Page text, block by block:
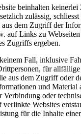
beinhalten keinerlei
zulässig,
dem Zugriff der
auf Links zu
Zugriffs ergeben.
Fall, inklusive
für
aus dem Zugriff oder
und Material
Verbindung oder
Websites
für die Inhalte